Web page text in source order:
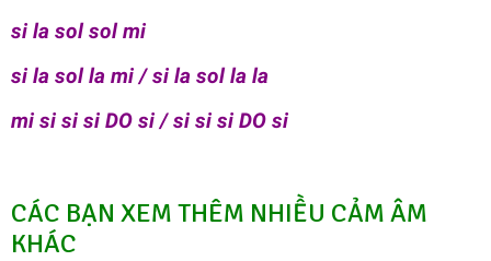
si la sol sol mi
si la sol la mi / si la sol la la
mi si si si DO si / si si si DO si
CÁC BẠN XEM THÊM NHIỀU CẢM ÂM
KHÁC